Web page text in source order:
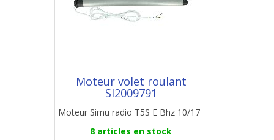
Moteur volet roulant
SI2009791
Moteur Simu radio T5S E Bhz 10/17
8 articles en stock